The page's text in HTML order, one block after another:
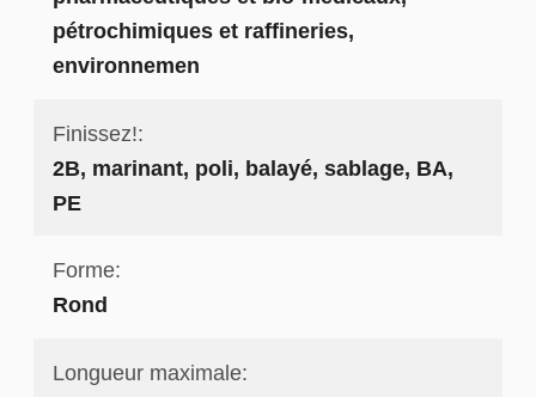
pétrochimiques et raffineries,
environnemen
Finissez!:
2B, marinant, poli, balayé, sablage, BA,
PE
Forme:
Rond
Longueur maximale: